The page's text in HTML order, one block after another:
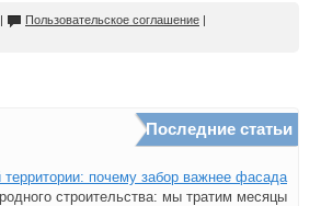
| Пользовательское соглашение |
Последние статьи
почему забор важнее фасада
строительства: мы тратим месяцы